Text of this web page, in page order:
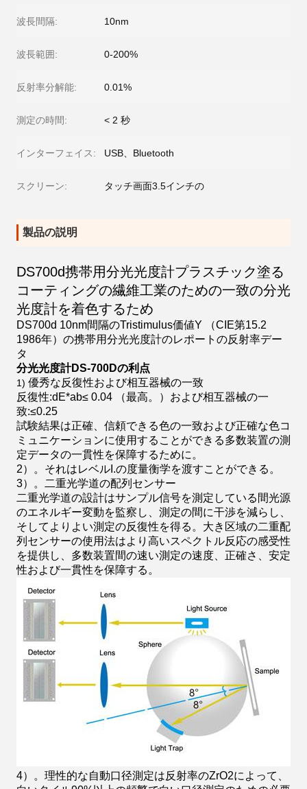
波長間隔: 10nm
波長範囲: 0-200%
反射率分解能: 0.01%
測定の時間: < 2 秒
インターフェイス: USB、Bluetooth
スクリーン: タッチ画面3.5インチの
製品の説明
DS700d携帯用分光光度計プラスチック塗る
コーティングの繊維工業のための一致の分光
光度計を着色するため
DS700d 10nm間隔のTristimulus価値Y （CIE第15.2
1986年）の携帯用分光光度計のレポートの反射率デー
タ
分光光度計DS-700Dの利点
1) 優秀な反復性および相互器械の一致
反復性:dE*ab≤ 0.04 （最高。）および相互器械の一
致:≤0.25
試験結果は正確、信頼できる色の一致および正確な色コ
ミュニケーションに使用することができる多数装置の測
定データの一貫性を保障するために。
2）。それはレベルI.の度量衡学を渡すことができる。
3）。二重光学道の配列センサー
二重光学道の設計はサンプル信号を測定している間光源
のエネルギー変動を監察し、測定の間に干渉を減らし、
そしてよりよい測定の反復性を得る。大き区域の二重配
列センサーの使用法はより高いスペクトル反応の感受性
を提供し、多数装置間の速い測定の速度、正確さ、安定
性および一貫性を保障する。
4）。理性的な自動口径測定は反射率のZrO2によって、